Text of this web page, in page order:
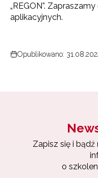
„REGON”.
aplikacyjnych.
Opublikowano:
Zapisz się i
o